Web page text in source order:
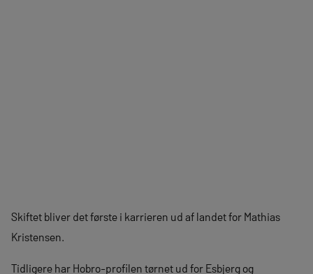
Skiftet bliver det første i karrieren ud af landet for Mathias
Kristensen.
Tidligere har Hobro-profilen tørnet ud for Esbjerg og